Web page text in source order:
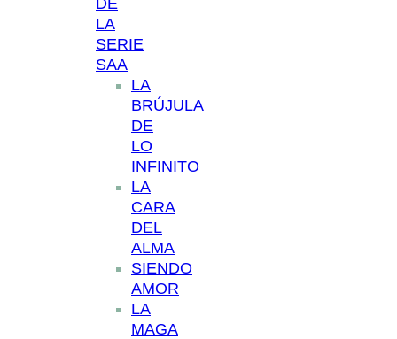
DE
LA
SERIE
SAA
LA
BRÚJULA
DE
LO
INFINITO
LA
CARA
DEL
ALMA
SIENDO
AMOR
LA
MAGA